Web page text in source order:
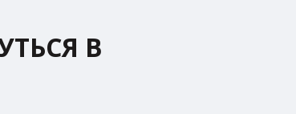
В